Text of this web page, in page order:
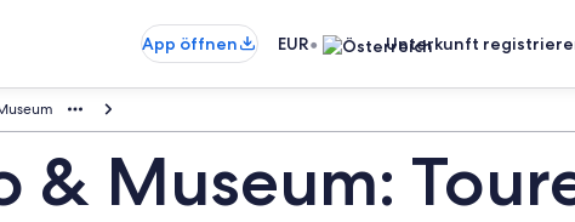
App öffnen EUR• Unterkunft
& Museum: